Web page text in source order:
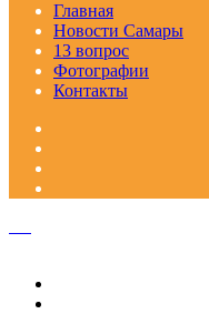
Главная
Новости Самары
13 вопрос
Фотографии
Контакты
Закрыть